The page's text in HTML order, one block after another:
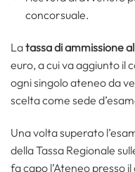
concorsuale.
Latassa di ammissione
euro, a cui va aggiunto il
ogni singolo ateneo da
scelta come sede
Una volta superato
della Tassa Regionale
fa capo l’Ateneo presso